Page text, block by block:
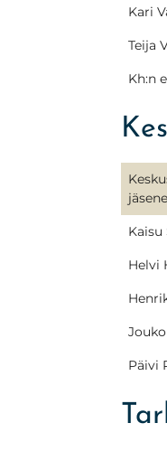
Kari
Teija
Kh:n
Kaisu
Helvi
Päivi